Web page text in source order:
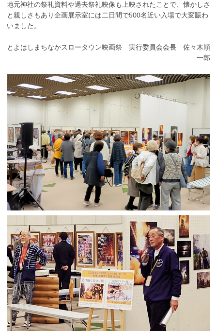
地元神社の祭礼資料や過去祭礼映像も上映されたことで、懐かしさ
と親しさもあり企画展示室には二日間で500名近い入場で大変賑わ
いました。
とよはしまちなかスロータウン映画祭 実行委員会会長 佐々木順
一郎